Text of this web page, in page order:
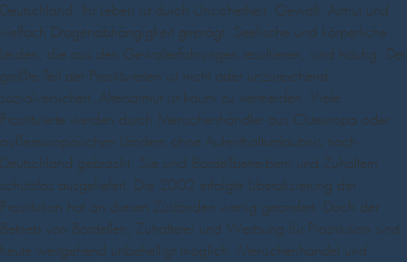
Deutschland. Ihr Leben ist durch Unsicherheit, Gewalt, Armut und
vielfach Drogenabhängigkeit geprägt. Seelische und körperliche
Leiden, die aus den Gewalterfahrungen resultieren, sind häufig. Der
größte Teil der Prostituierten ist nicht oder unzureichend
sozialversichert. Altersarmut ist kaum zu vermeiden. Viele
Prostituierte werden durch Menschenhändler aus Osteuropa oder
außereuropäischen Ländern ohne Aufenthaltserlaubnis nach
Deutschland gebracht. Sie sind Bordellbetreibern und Zuhältern
schutzlos ausgeliefert. Die 2002 erfolgte Liberalisierung der
Prostitution hat an diesen Zuständen wenig geändert. Doch der
Betrieb von Bordellen, Zuhälterei und Werbung für Prostitution sind
heute weitgehend unbehelligt möglich. Menschenhandel und